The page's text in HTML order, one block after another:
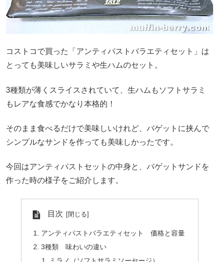
コストコで買った「アンティパストバラエティセット」は
とっても美味しいサラミや生ハムのセット。
3種類が薄くスライスされていて、生ハムもソフトサラミ
もレアな食感でかなり本格的！
そのまま食べるだけで美味しいけれど、バゲットに挟んで
シンプルなサンドを作っても美味しかったです。
今回はアンティパストセットの中身と、バゲットサンドを
作った時の様子をご紹介します。
目次
アンティパストバラエティセット 価格と容量
3種類 味わいの違い